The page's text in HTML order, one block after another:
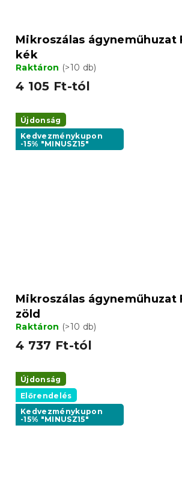
Mikroszálas ágyneműhuzat
kék
Raktáron (>10 db)
4 105 Ft-tól
Újdonság
Kedvezménykupon
-15% "MINUSZ15"
Mikroszálas ágyneműhuzat
zöld
Raktáron (>10 db)
4 737 Ft-tól
Újdonság
Előrendelés
Kedvezménykupon
-15% "MINUSZ15"